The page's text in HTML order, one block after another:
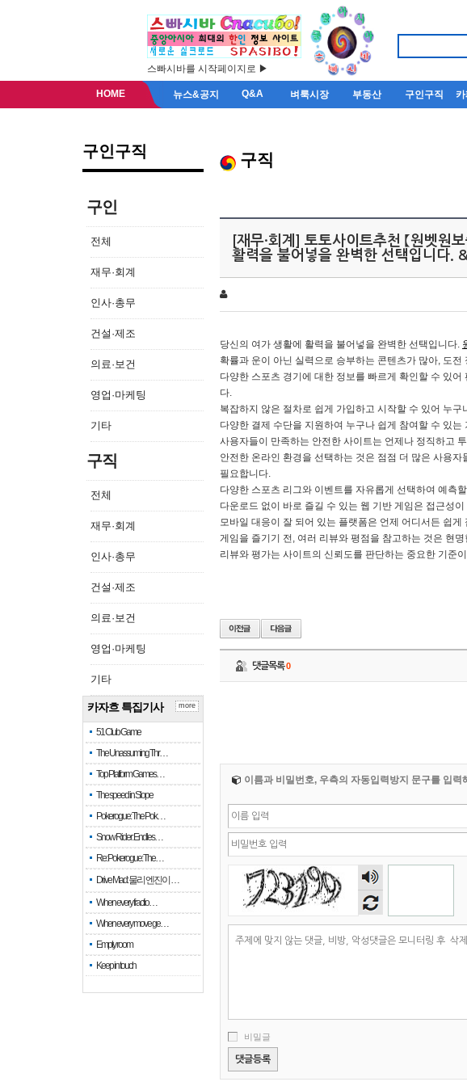
스빠시바를 시작페이지로 ▶
HOME 뉴스&공지 Q&A 벼룩시장 부동산 구인구직 카
구인구직
구인
전체
재무·회계
인사·총무
건설·제조
의료·보건
영업·마케팅
기타
구직
전체
재무·회계
인사·총무
건설·제조
의료·보건
영업·마케팅
기타
카자흐 특집기사
51 Club Game
The Unassuming Thr…
Top Platform Games…
The speed in Slope
Pokerogue: The Pok…
Snow Rider: Endles…
Re: Pokerogue: The…
Drive Mad: 물리 엔진이 …
When every fractio…
When every move ge…
Empty room
Keep in touch
more
구직
[재무·회계] 토토사이트추천 【원벳원
활력을 불어넣을 완벽한 선택입니다.
당신의 여가 생활에 활력을 불어넣을 완벽한 선택입니다.
확률과 운이 아닌 실력으로 승부하는 콘텐츠가 많아, 도전
다양한 스포츠 경기에 대한 정보를 빠르게 확인할 수 있
다.
복잡하지 않은 절차로 쉽게 가입하고 시작할 수 있어 누구
다양한 결제 수단을 지원하여 누구나 쉽게 참여할 수 있는
사용자들이 만족하는 안전한 사이트는 언제나 정직하고
안전한 온라인 환경을 선택하는 것은 점점 더 많은 사용
필요합니다.
다양한 스포츠 리그와 이벤트를 자유롭게 선택하여 예측
다운로드 없이 바로 즐길 수 있는 웹 기반 게임은 접근성
모바일 대응이 잘 되어 있는 플랫폼은 언제 어디서든 쉽
게임을 즐기기 전, 여러 리뷰와 평점을 참고하는 것은 현
리뷰와 평가는 사이트의 신뢰도를 판단하는 중요한 기준
댓글목록0
이름과 비밀번호, 우측의 자동입력방지 문구를 입력
숫자
음성
듣기
비밀글